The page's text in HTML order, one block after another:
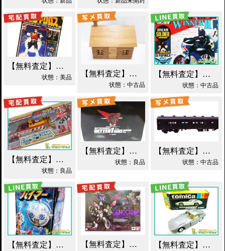
【無料査定】昭和レトロ玩具歓迎 ｜ 世界忍者戦ジライヤ DX磁気 買取！
状態：美品 【無料査定】昭和レトロ玩具歓迎 ｜ エポック 木製 丸太小屋 シルバニアファミリー 買取！
状態：中古品
【無料査定】昭和レトロ玩具歓迎 ｜ 超合金 DXポピニカ ウィナア2世 夢戦士ウイングマン PC-46 買取！
状態：中古品
【無料査定】昭和レトロ玩具歓迎 ｜ カーロボット 4WD・レッカー車 ダイアクロン買取！
状態：良品
【無料査定】昭和レトロ玩具歓迎 ｜ EX合金 ゲッターロボ ゲッター1 買取！
状態：良品
【無料査定】昭和レトロ玩具歓迎 ｜ モデルワム マニ60 1/87 買取！
状態：中古品
【無料査定】昭和レトロ玩具歓迎 ｜ ガッチャマン パイマー DXジャンボマシンダー買取！ 【無料査定】昭和レトロ玩具歓迎 ｜ S.H.フィギュアーツ ジェノサイダー 買取！ 【無料査定】昭和レトロ玩具歓迎 ｜ 当時物 トミカ トヨタ 2000GT 黒箱 日本製 買取！